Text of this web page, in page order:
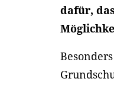
dafür,